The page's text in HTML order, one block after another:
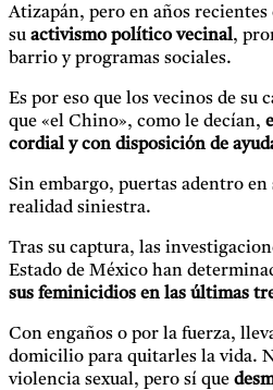
Atizapán, pero en años
su activismopolíticovecinal,
barrio y programas sociales.
Es por eso que los vecinos de su
que «el Chino», como le decían,
cordial y con disposición de
Sin embargo, puertas adentro
realidad siniestra.
Tras su captura, las
Estado de México han
sus feminicidios en las últimas
Con engaños o por la fuerza,
domicilio para quitarles la vida.
violencia sexual, pero sí que